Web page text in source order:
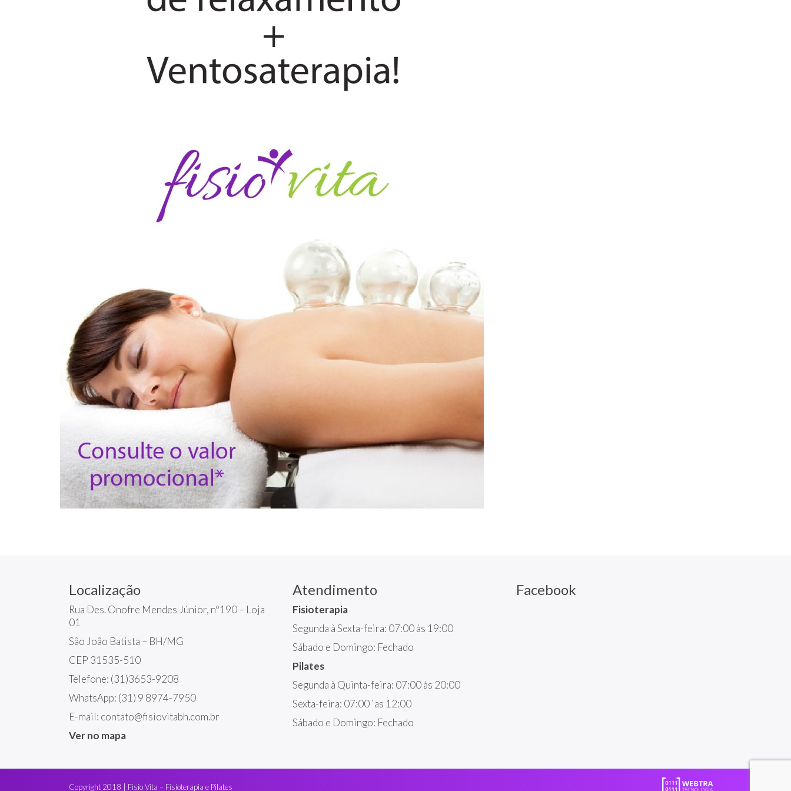
Localização
Rua Des. Onofre Mendes Júnior, nº190 – Loja
01
São João Batista – BH/MG
CEP 31535-510
Telefone: (31)3653-9208
WhatsApp: (31) 9 8974-7950
E-mail: contato@fisiovitabh.com.br
Ver no mapa
Atendimento
Fisioterapia
Segunda à Sexta-feira: 07:00 às 19:00
Sábado e Domingo: Fechado
Pilates
Segunda à Quinta-feira: 07:00 às 20:00
Sexta-feira: 07:00 `as 12:00
Sábado e Domingo: Fechado
Facebook
Copyright 2018 | Fisio Vita – Fisioterapia e Pilates